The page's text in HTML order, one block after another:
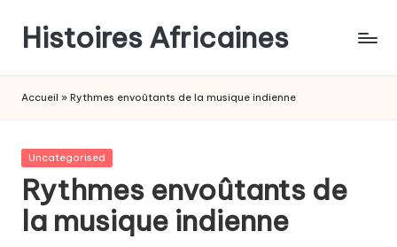
Histoires Africaines
Accueil » Rythmes envoûtants de la musique indienne
Posted
Uncategorised
Rythmes envoûtants de
la musique indienne